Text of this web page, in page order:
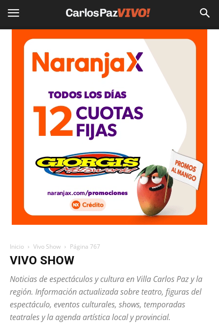
Inicio Vivo Show Página 767
VIVO SHOW
Noticias de espectáculos y cultura en Villa Carlos Paz y la
región. Información actualizada sobre teatro, figuras del
espectáculo, eventos culturales, shows, temporadas
teatrales y la agenda artística local y provincial.